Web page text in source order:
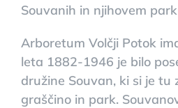
Souvanih in njihovem
Arboretum Volčji Potok
leta 1882-1946 je bilo
družine Souvan, ki si je tu
graščino in park.